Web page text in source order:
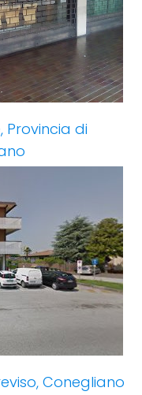
Provincia di
Conegliano